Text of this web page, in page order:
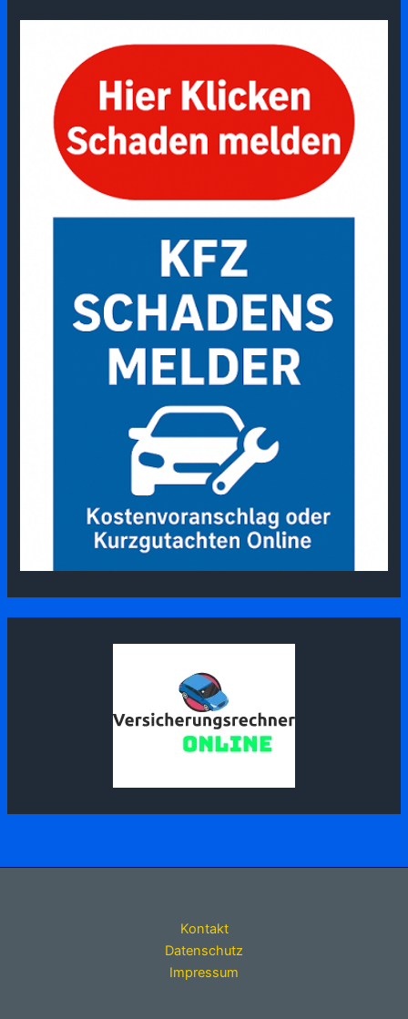
Kontakt
Datenschutz
Impressum